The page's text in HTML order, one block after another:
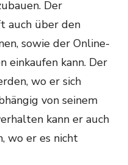
Der
auch über den
sowie der Online-
einkaufen kann. Der
wo er sich
von seinem
kann er auch
wo er es nicht